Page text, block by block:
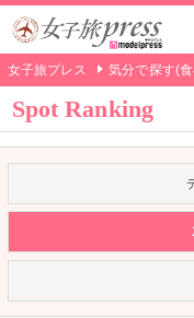
女子旅プレス 気分で探す(
Spot Ranking